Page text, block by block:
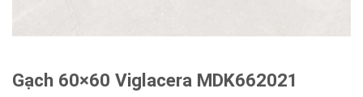
Gạch 60×60 Viglacera MDK662021